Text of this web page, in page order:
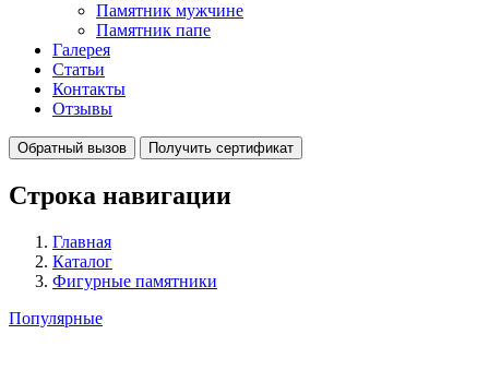
Памятник мужчине
Памятник папе
Галерея
Статьи
Контакты
Отзывы
Обратный вызов Получить сертификат
Строка навигации
Главная
Каталог
Фигурные памятники
Популярные